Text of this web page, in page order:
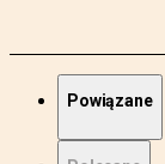
Powiązane